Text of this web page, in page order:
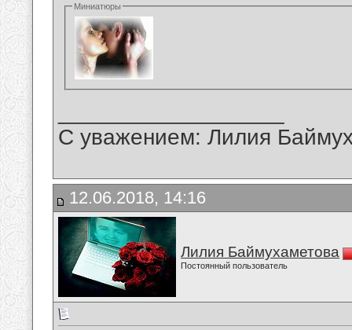
Миниатюры
С уважением: Лилия
12.06.2018, 14:16
Лилия Баймухаметова
Постоянный пользователь